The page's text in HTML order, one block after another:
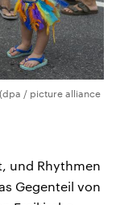
/ picture alliance
und Rhythmen
Gegenteil von